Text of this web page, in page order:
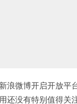
浪微博开启开放平
还没有特别值得关